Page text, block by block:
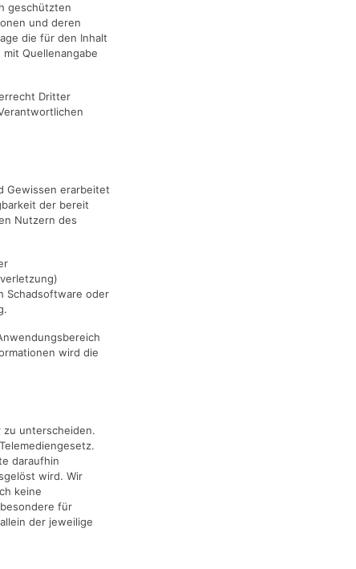
geschützten
und deren
die für den Inhalt
Quellenangabe
Dritter
Gewissen erarbeitet
der bereit
Nutzern des
Schadsoftware oder
wird die
zu unterscheiden.
daraufhin
wird. Wir
keine
für
der jeweilige